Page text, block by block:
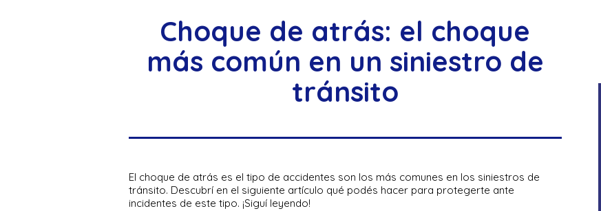
Choque de atrás: el choque
más común en un siniestro de
tránsito
El choque de atrás es el tipo de accidentes son los más comunes en los siniestros de
tránsito. Descubrí en el siguiente artículo qué podés hacer para protegerte ante
incidentes de este tipo. ¡Siguí leyendo!